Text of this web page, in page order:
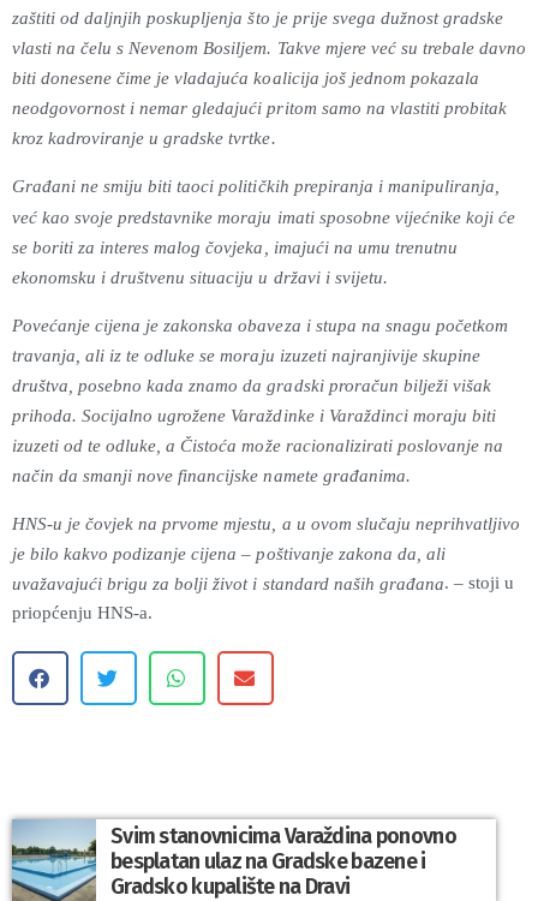
zaštiti od daljnjih poskupljenja što je prije svega dužnost gradske
vlasti na čelu s Nevenom Bosiljem. Takve mjere već su trebale davno
biti donesene čime je vladajuća koalicija još jednom pokazala
neodgovornost i nemar gledajući pritom samo na vlastiti probitak
kroz kadroviranje u gradske tvrtke.
Građani ne smiju biti taoci političkih prepiranja i manipuliranja,
već kao svoje predstavnike moraju imati sposobne vijećnike koji će
se boriti za interes malog čovjeka, imajući na umu trenutnu
ekonomsku i društvenu situaciju u državi i svijetu.
Povećanje cijena je zakonska obaveza i stupa na snagu početkom
travanja, ali iz te odluke se moraju izuzeti najranjivije skupine
društva, posebno kada znamo da gradski proračun bilježi višak
prihoda. Socijalno ugrožene Varaždinke i Varaždinci moraju biti
izuzeti od te odluke, a Čistoća može racionalizirati poslovanje na
način da smanji nove financijske namete građanima.
HNS-u je čovjek na prvome mjestu, a u ovom slučaju neprihvatljivo
je bilo kakvo podizanje cijena – poštivanje zakona da, ali
uvažavajući brigu za bolji život i standard naših građana. – stoji u
priopćenju HNS-a.
Svim stanovnicima Varaždina ponovno
besplatan ulaz na Gradske bazene i
Gradsko kupalište na Dravi